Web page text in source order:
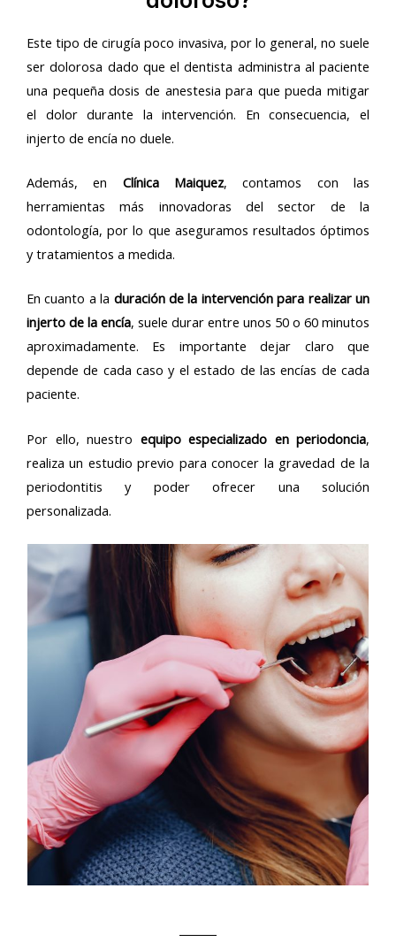
Este tipo de cirugía poco invasiva, por lo general, no suele
ser dolorosa dado que el dentista administra al paciente
una pequeña dosis de anestesia para que pueda mitigar
el dolor durante la intervención. En consecuencia, el
injerto de encía no duele.
Además, en Clínica Maiquez, contamos con las
herramientas más innovadoras del sector de la
odontología, por lo que aseguramos resultados óptimos
y tratamientos a medida.
En cuanto a la duración de la intervención para realizar un
injerto de la encía, suele durar entre unos 50 o 60 minutos
aproximadamente. Es importante dejar claro que
depende de cada caso y el estado de las encías de cada
paciente.
Por ello, nuestro equipo especializado en periodoncia,
realiza un estudio previo para conocer la gravedad de la
periodontitis y poder ofrecer una solución
personalizada.